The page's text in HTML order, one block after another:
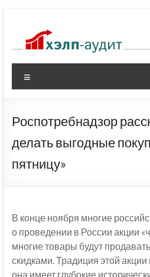
содержимому
Роспотребнадзор
делать выгодные
пятницу»
В конце ноября многие
о проведении в России акции
многие товары будут
скидками. Традиция этой
она имеет глубокие